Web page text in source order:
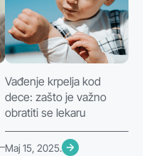
Vađenje krpelja kod
dece: zašto je važno
obratiti se lekaru
Maj 15, 2025.